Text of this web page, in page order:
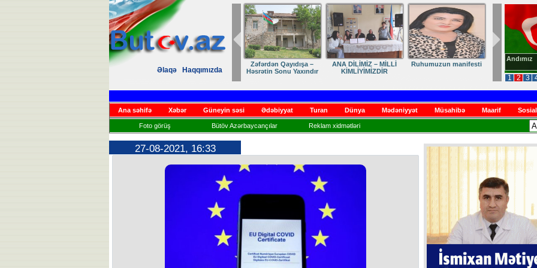
Əlaqə
Haqqımızda
1 2 3
Andımız
Zəfərdən Qayıdışa –
Həsrətin Sonu Yaxındır
ANA DİLİMİZ – MİLLİ
KİMLİYİMİZDİR
Ruhumuzun manifesti
Ana səhifə Xəbər Güneyin səsi Ədəbiyyat Turan Dünya Mədəniyyət Müsahibə Maarif
Foto görüş Bütöv Azərbaycançılar Reklam xidmətləri
27-08-2021, 16:33